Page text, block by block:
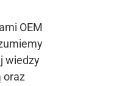
OEM
wiedzy
oraz